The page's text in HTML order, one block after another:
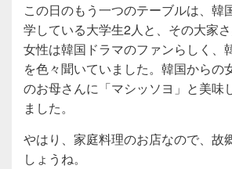
この日のもう一つのテーブルは、韓
学している大学生2人と、その大家さ
女性は韓国ドラマのファンらしく、
を色々聞いていました。韓国からの
のお母さんに「マシッソヨ」と美味
ました。
やはり、家庭料理のお店なので、故
しょうね。